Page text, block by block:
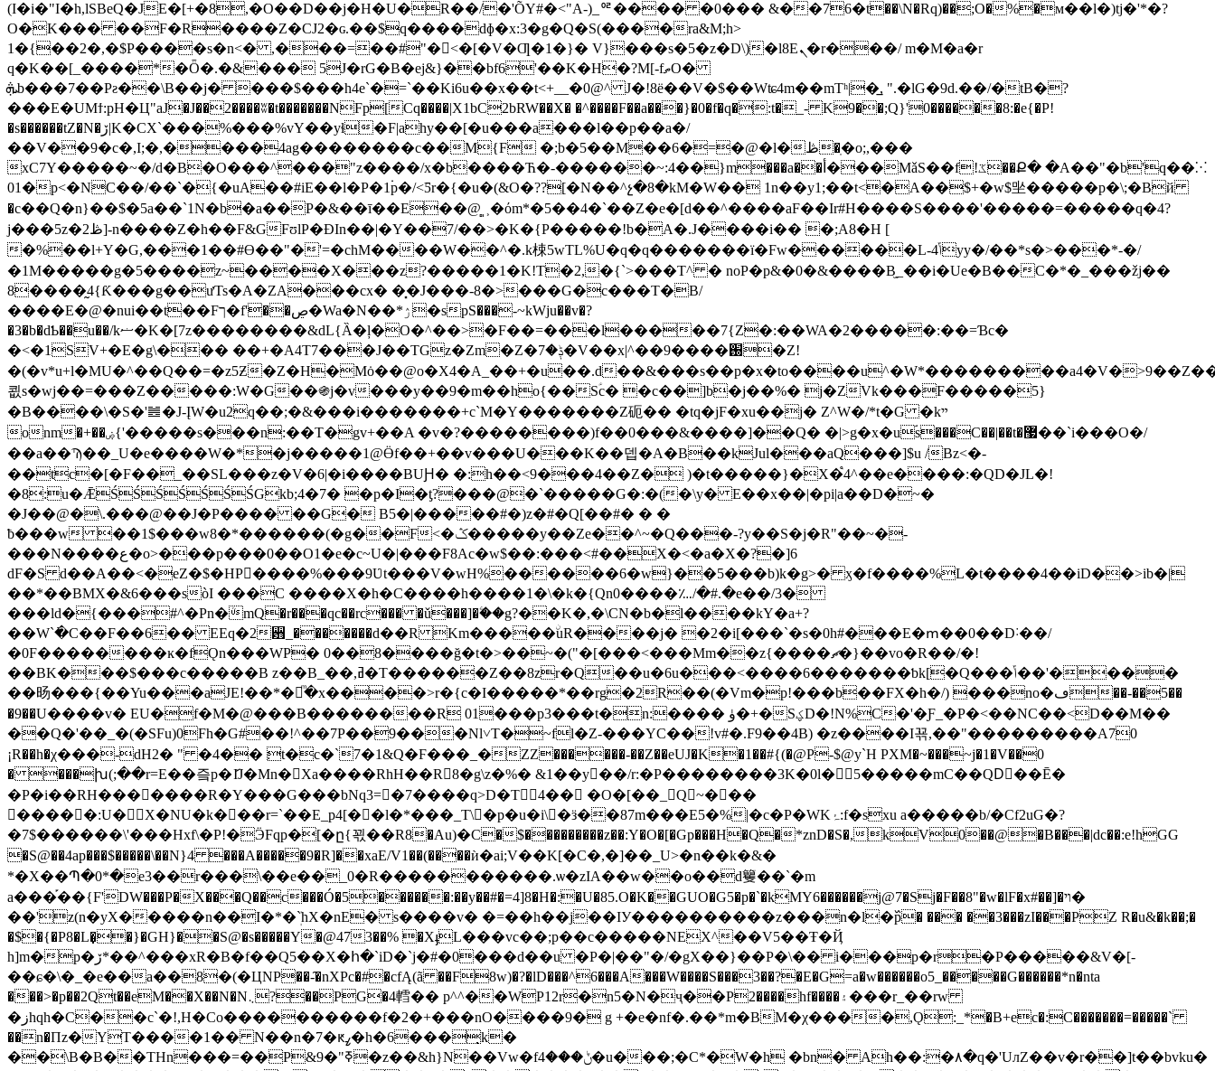
(I�i�"I�h,lSBeQ�JE�[+�8,�O��D��j�H�U�R��/�'ÕY#�<"A-)_ꥶ���� �0��� &��76�t��\N�Rq)��;O�%�м��l�)tj�'*�?
O�K��� ��F�R����Z�CJ2�ɢ.��$q����dɸ�x:3�g�Q�S(����ra&M;h>
1�{��2�,�$P����s�n<� ,���=��#"�<�[�V�Ƣ�1�}� V}���s�5�z�D\)�l8Eܢ�r���/ m�M�a�r
q�K��[_����*�Ȫ�.�&��� 5J�rG�B�ej&}��bf6'��K�H�?M[-fތO�
ܞb���7��Pƨ��\B��j� ���$���h4e`�=`��Ki6u��x��t<+__�0@^ J�!8ë��V�$��Wʨ4m��mTʰ|�̲, ".�lG�9d.��/�tB�?
���E�UMϯ:pH�Ц"aJ�J��2����ʬ�t�������NFp[Cq����|X1bC2bRW��X� �^����F��a���}�0�f�q�:t�_- K9��;Q}'0������8:�e{�P!
�s������tZ�N�ڒ|K�CX`���%���%vY��yɬ�F|ahy��[�u���a���l��p��a�/
��V��9�c�,I;�,����4ag��������c��M{F �;b�5��M��6�=�@�l�ڟ�ֽ�o;,���
xC7Y�����~�/d�B�O���^���"z����/x�b����Ћ�-������~:4��}m���a��أ���MǎS��f!ػ��Ք� �A��"�b'q��⁙
01�p<�NC��/��`�{�uA��#iE��l�P�1۬p�/<Ƽr�{�u�(&O�??[�N��^չ�8�kM�W�� 1n��y1;��t<�A��$+�w$㘴�����p�\;�Bй
�c��Q�n}��$�5a��`1N�b�a��P�&��ī��E��@̻ˌ˲�όm*� 5��4�`��Z�e�[d��^��� �aF��Ir#H����S����'�����=�����q�4?
j���5 z�ڟ2]-n����Z�h��F&GFʊlP�ƉIn��|�Y��7/��>�K�{P�����!b�A�.J����i�� �;A8�H [
�%��l+Y�G,���1��#Ɵ��"�'=�chM����W��^�.k梀5wTL%U�q�q�������ї�Fw������L-4ݴyy�/��*s�>���*-�/
�1M�����g�5����z~����X���z?�����1�K!T�2,�{`>���T^ � noP�p&�0�&����B̫_��i�Ue�B��C�*�_���žj��
8����̰4{Ƙ���g��ưTs�A�ZA���cx� �͓�J���-8�>���G�c���T�B/
����E�@�nui��t��Fך�f'��ڝ�Wa�N��*ۯ�spS���-~kWju��v�?
�3�b�dƄ��u��/kޟ�K�[7z��������&dL{Ȁ�ļ�O�^��>�F��=���l�����7{Z�:��WA�2�����:��=Ɓc�
�<�1SV+�E�g\��� ��+�A4T7���J��TGz�Zm�Z�ݙ�7�V��x|^��9����֐�Z!
�(�v*u+l�MU�^��Q��=�z5Ƶ�Z�H�Mȯ��@o�X4�A_��+�u��.d
쾺s�wj��=���Z�����:W�G��֍j�v���y��9�m��ho{��Sؑc� �c��]b�j��%� j�ZVk���F�����5}
�B����\�S�'䷰�J-ĮW�u2q��;�&���i�������+c`M�Y�������Z砈�� �tq�jF�xu��j� Z^W�/*t�G �kײ
onm�+��ۻ{'�����s���n:��T�gv+��A �v�?��������)f��0���&����]��Q� �|>g�x�uۘs���C��|��t�޷��`i���O�/
��a��Ϡ��_U�e����W�*�j�����1@Ӫf��+��v���U���K��뎁�A�B��kJul���aQ���]$u /Bz<�-
��tc�[�F��_��SL���z�V�6|�i����BUԨ� �:h��<9���4��Z� )�t�����}�X�֩4^��e����:�QD�JL�!
�8:u�ǢŚŚŚŚŚŚŚGkb;4�7� �p�I�ƫ?���@�`�����G�:�(�\y� E��x��|�pi|a��D�~�
�J��@�\.���@��J�P���� ��G� B5�|�����#�)z�#�Q[��#� � �
ƀ���w ��1$���w8�*������(�g��F<�ݣ�����y��Ze��^~�Q���-?y��S�j�R"��~�-
���N����ع�o>���p���0��O1�e�c~U�|���F8Ac�w$��:���˂#��X�<�a�X�?�]6
dF�S d��A��<�eZ�$�HP�َ���%���9Ʋt���V�wH%������6�w}��5���b)k�g>� ӽ�f����%L�t����4��iD��>ib�|
��*��BMX�&6���sòI ���C ����X�h�C����h����1�\�k�{Qn0����؊/�#.�e��/3�
���ld�{���#^�Pn�ܳmQ�r���qc��rc��� �ǔ���]�ۧ��g?��K�,�\CN�b�l����kY�a+?
��W`߭�C��F��6�� EEq�2꨻_�������d��R Km�����ۨuR����j� �2�i[���`�s�0h#���E�ՠ��0��D˸��/
�0F��������ĸ�fǪn���WP� 0��8����ğ�t�>��~�("�[���<���Mm��z{����ޗ�}��vo�R��/�!
��BK���$���c�����B z��B_��,ߥ�T������Z��8zr�Q��u�6u���<����6�������ƅk[�Q���ݴ��'����
��旸���{�� Yu���aJE!��*�լͫ�x����>r�{c�I�����*��rg�2R��(�Vm�p!���b��FX�h�/) ���no�ڡ��-��5��
�9��U����v� EU�f�M�@���B��������R 01���p3���t�n:���� ۈ�+�SؼD�!N%C�'�Ƒ_�P�<��NC��<D��M��
��Q�'��_�(�SFu)0Fh�G#��!^��7P��9���Nl˅T�~fl�Z-���YC��!v#�.F9��4B) �z����I꾞,��"���������A70
¡R��h�χ���-dH2� " �4�� ׃t�c�`7�1&Q�Ϝ���_�ZZ������-��Z��eUJ�K�1��#{(�@P-$@y`H PXM�~���~j�1�V��0
� ���խ(;��r=E��즠p�ަĲ�Mn�Xa����RhH��R8�g\z�%� &1��y ��/r:�P��������3K�0l�5�����mC��QDٌ��Ē�
�P�i��RH�������R�Y���G���bNq3= �7����q>D�T 4�� �O�[��_Q~���
�����:U�X�NU�k���r=`��E_p4[��l�*���_T\�p�u�i\�ӟ��87m���E5�%|�c�P�WKۂ:f�sxu a�����b/�Cf2uG�?
�7$������\'���Hxf\�P!�ӬFqp�[�ը{꾃��R8�Au)�C�$���������z��:Y�O�[�Gp���H�Q�*znD�S�,kV0��@�B���|dc��:e!hGG
�S@��4ap���$�����\��N}4 ���A�����9�R]��xaE/V1��(����ѝ�ai;V��K[�C�,�]��_U>�n��k�&�
*�X��Պ�0*�e3��r���\��e��_0�R�����������.ѡ�zIA��w��o��d籰��`�m
a���֡��{F'DW���P�X���Q��c���Ó�5������:��y��#�=4]8�H�:�U�85.O�K��GUO�G5�p�`�kMY6������j@7�Sj�F��8"�w�lF�x#��]�ױ�
��'z(n�yX�����n��I�*�ܲ`hX�nE� s����v� �=��h��j��ІУ����������z���n�l�߰p� ��� ��3���zI���PZ R�u&�k��;�
�$�{�P8�L�̣�}�GH}��S@�s�����Y�@473��% �XֈL���vc��;p��c�����NEX^��V5��Ŧ�Ҋ
h]m�p�ڒ*��^���xR�B�f��Q5��X�հ�`iD�`j�#�0���d��u �P�|��"�/�gX��}��P�\�� i���p�r�P�����&V�[-
��ɕ�\�_�e��a��8�(�ЦNP��-̑�nXPc�#�cfĄ(ã ��F8w)�?�lD���^6���A���W����S���3��?�E�G=a�w������o5_�����G������*n�nta
���>�p��2Qt��eM��X��N�N܆?��PG�4轌�� p^^��WP12r�n5�N�ҷ��P2����hf����۽���r_��rw
�زhqh�C��c`�!,H�Co����������f�2�+���nO����9� g +�e�nf�.��*m�BM�χ����,Ǫ:_*�B+ec�:C�������=�����`
��n�Пz�YT����1�� N��n�7�ԟߨ�h�6���̣k�
��\B�B��THn���=��P&9�"ߧ�z��&h}N��Vw�fݨ���4�u���;�C*�W�h �bn� Ah��:�۸�q�'UлZ��v�r��]t��bvku�